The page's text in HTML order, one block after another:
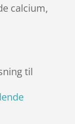
calcium,
til